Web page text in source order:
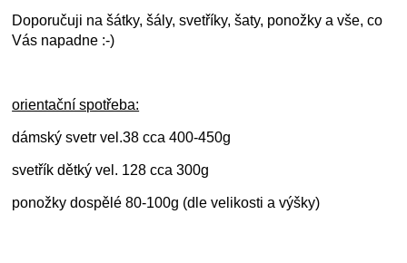
Doporučuji na šátky, šály, svetříky, šaty, ponožky a vše, co
Vás napadne :-)
orientační spotřeba:
dámský svetr vel.38 cca 400-450g
svetřík dětký vel. 128 cca 300g
ponožky dospělé 80-100g (dle velikosti a výšky)